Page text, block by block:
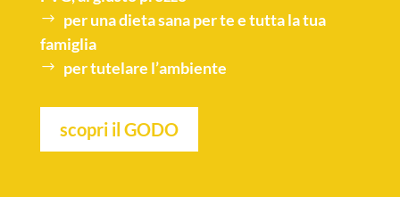
per unadieta sanaper te e tutta la tua
famiglia
per tutelare l’ambiente
scopri il GODO